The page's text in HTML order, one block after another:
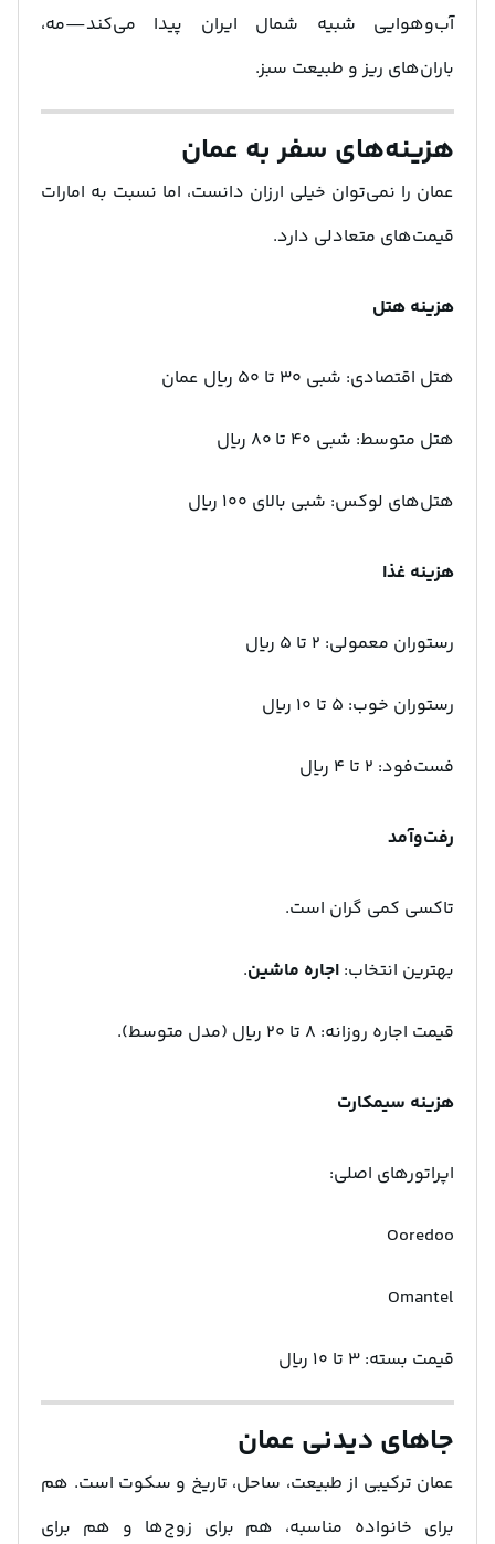
آب‌وهوایی شبیه شمال ایران پیدا می‌کند—مه،
باران‌های ریز و طبیعت سبز.
هزینه‌های سفر به عمان
عمان را نمی‌توان خیلی ارزان دانست، اما نسبت به امارات
قیمت‌های متعادلی دارد.
هزینه هتل
هتل اقتصادی: شبی ۳۰ تا ۵۰ ریال عمان
هتل متوسط: شبی ۴۰ تا ۸۰ ریال
هتل‌های لوکس: شبی بالای ۱۰۰ ریال
هزینه غذا
رستوران معمولی: ۲ تا ۵ ریال
رستوران خوب: ۵ تا ۱۰ ریال
فست‌فود: ۲ تا ۴ ریال
رفت‌وآمد
تاکسی کمی گران است.
بهترین انتخاب: اجاره ماشین.
قیمت اجاره روزانه: ۸ تا ۲۰ ریال (مدل متوسط).
هزینه سیمکارت
اپراتورهای اصلی:
Ooredoo
Omantel
قیمت بسته: ۳ تا ۱۰ ریال
جاهای دیدنی عمان
عمان ترکیبی از طبیعت، ساحل، تاریخ و سکوت است. هم
برای خانواده مناسبه، هم برای زوج‌ها و هم برای